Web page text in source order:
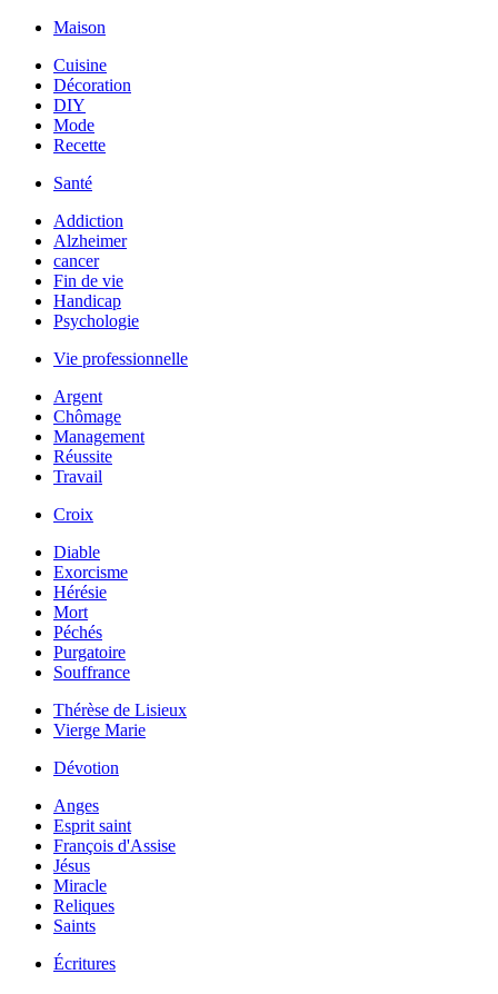
Maison
Cuisine
Décoration
DIY
Mode
Recette
Santé
Addiction
Alzheimer
cancer
Fin de vie
Handicap
Psychologie
Vie professionnelle
Argent
Chômage
Management
Réussite
Travail
Croix
Diable
Exorcisme
Hérésie
Mort
Péchés
Purgatoire
Souffrance
Thérèse de Lisieux
Vierge Marie
Dévotion
Anges
Esprit saint
François d'Assise
Jésus
Miracle
Reliques
Saints
Écritures